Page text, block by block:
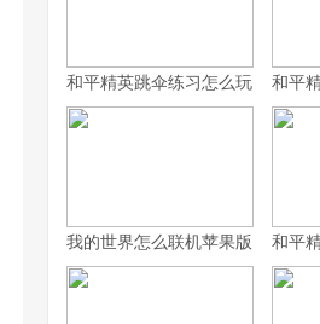
和平精英跳伞练习怎么玩，副标
和平
我的世界怎么联机苹果版，资深
和平